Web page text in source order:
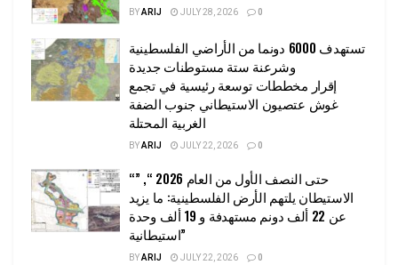
BYARIJ JULY 28, 2026 0
تستهدف 6000 دونما من الأراضي الفلسطينية
وشرعنة ستة مستوطنات جديدة
إقرار مخططات توسعة رئيسية في تجمع
غوش عتصيون الاستيطاني جنوب الضفة
الغربية المحتلة
BYARIJ JULY 22, 2026 0
“حتى النصف الأول من العام 2026 “, ”
الاستيطان يلتهم الأرض الفلسطينية: ما يزيد
عن 22 ألف دونم مستهدفة و 19 ألف وحدة
استيطانية”
BYARIJ JULY 22, 2026 0